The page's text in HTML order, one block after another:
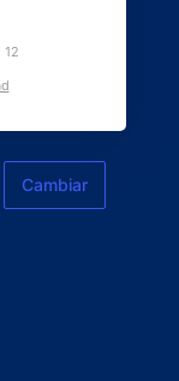
12